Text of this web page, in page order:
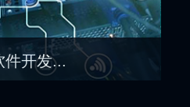
件开发...